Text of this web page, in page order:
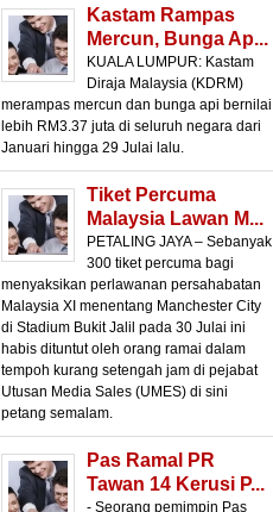
Kastam Rampas
Mercun, Bunga Ap...
KUALA LUMPUR: Kastam
Diraja Malaysia (KDRM)
merampas mercun dan bunga api bernilai
lebih RM3.37 juta di seluruh negara dari
Januari hingga 29 Julai lalu.
Tiket Percuma
Malaysia Lawan M...
PETALING JAYA – Sebanyak
300 tiket percuma bagi
menyaksikan perlawanan persahabatan
Malaysia XI menentang Manchester City
di Stadium Bukit Jalil pada 30 Julai ini
habis dituntut oleh orang ramai dalam
tempoh kurang setengah jam di pejabat
Utusan Media Sales (UMES) di sini
petang semalam.
Pas Ramal PR
Tawan 14 Kerusi P...
- Seorang pemimpin Pas